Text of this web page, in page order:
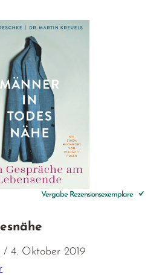
Vergabe Rezensionsexemplare
4. Oktober 2019